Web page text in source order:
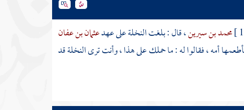
محمد بن سيرين، قال : بلغت النخلة على عهدعثمان بن عفان
أمه ، فقالوا له : ما حملك على هذا ، وأنت ترى النخلة قد